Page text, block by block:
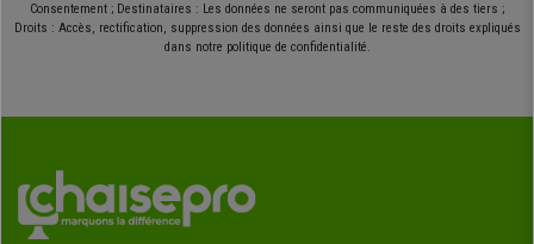
Consentement ; Destinataires : Les données ne seront pas communiquées à des tiers ;
Droits : Accès, rectification, suppression des données ainsi que le reste des droits expliqués
dans notre politique de confidentialité.